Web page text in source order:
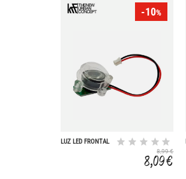
-10%
LUZ LED FRONTAL
8,99 €
8,09 €